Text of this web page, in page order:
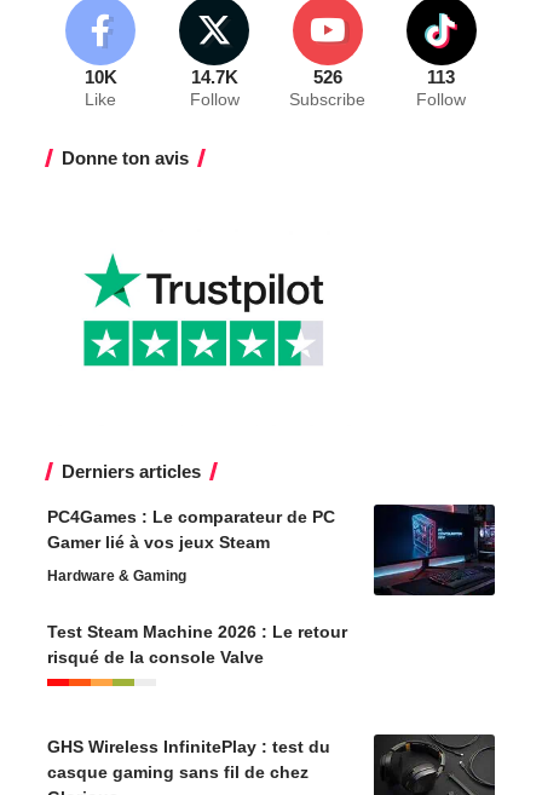
10K
Like
14.7K
Follow
526
Subscribe
113
Follow
Donne ton avis
Derniers articles
PC4Games : Le comparateur de PC
Gamer lié à vos jeux Steam
Hardware & Gaming
Test Steam Machine 2026 : Le retour
risqué de la console Valve
GHS Wireless InfinitePlay : test du
casque gaming sans fil de chez